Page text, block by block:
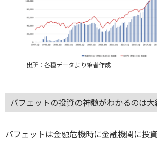
出所：各種データより筆者作成
バフェットの投資の神髄がわかるのは
バフェットは金融危機時に金融機関に投